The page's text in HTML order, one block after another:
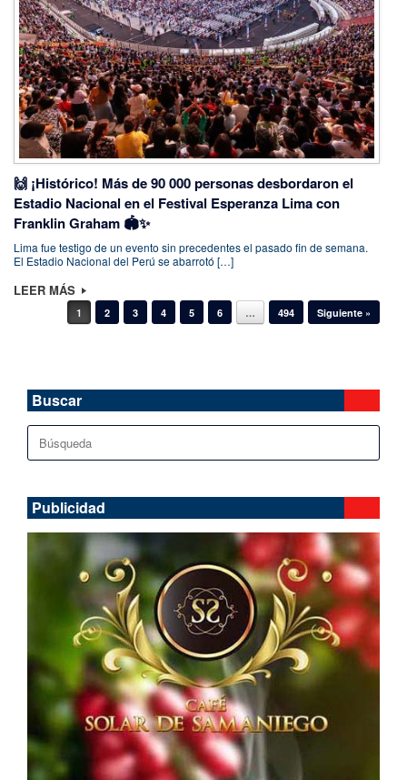
🙌 ¡Histórico! Más de 90 000 personas desbordaron el
Estadio Nacional en el Festival Esperanza Lima con
Franklin Graham 🏟️✨
Lima fue testigo de un evento sin precedentes el pasado fin de semana.
El Estadio Nacional del Perú se abarrotó […]
LEER MÁS
Navegador de artículos
1 2 3 4 5 6 … 494 Siguiente »
Buscar
Buscar:
Publicidad